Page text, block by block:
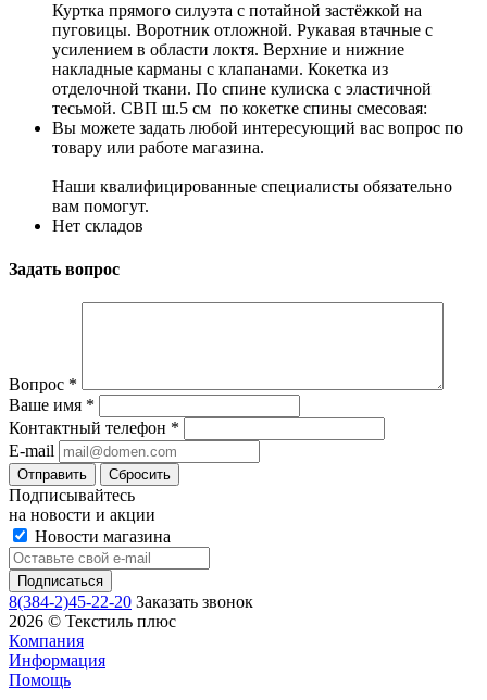
Куртка прямого силуэта с потайной застёжкой на
пуговицы. Воротник отложной. Рукавая втачные с
усилением в области локтя. Верхние и нижние
накладные карманы с клапанами. Кокетка из
отделочной ткани. По спине кулиска с эластичной
тесьмой. СВП ш.5 см по кокетке спины смесовая:
Вы можете задать любой интересующий вас вопрос по
товару или работе магазина.
Наши квалифицированные специалисты обязательно
вам помогут.
Нет складов
Задать вопрос
Вопрос *
Ваше имя *
Контактный телефон *
E-mail
Сбросить
Подписывайтесь
на новости и акции
Новости магазина
8(384-2)45-22-20 Заказать звонок
2026 © Текстиль плюс
Компания
Информация
Помощь